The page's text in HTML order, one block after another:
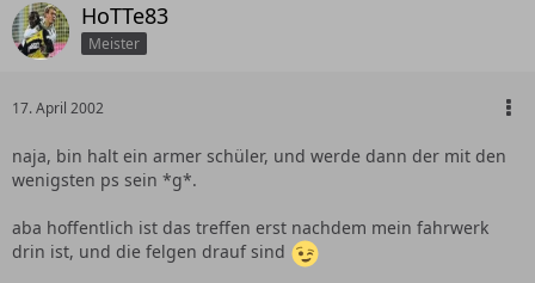
HoTTe83
Meister
17. April 2002
naja, bin halt ein armer schüler, und werde dann der mit den
wenigsten ps sein *g*.
aba hoffentlich ist das treffen erst nachdem mein fahrwerk
drin ist, und die felgen drauf sind